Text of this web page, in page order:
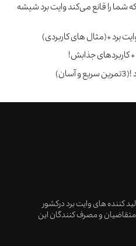
برد شیشه ای! 15 دلیلی که شما را قانع می‌کند وایت برد شیشه
برد +(مثال های کاربردی)
کاربردهای جذابش!
کننده های وایت برد درکشور
متقاضیان و مصرف کنندگان این